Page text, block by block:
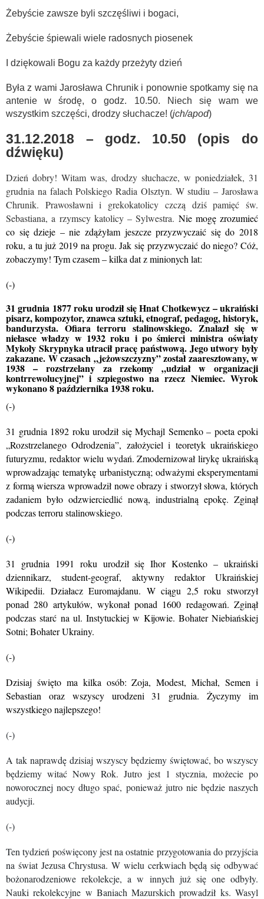
Żebyście zawsze byli szczęśliwi i bogaci,
Żebyście śpiewali wiele radosnych piosenek
I dziękowali Bogu za każdy przeżyty dzień
Była z wami Jarosława Chrunik i ponownie spotkamy się na
antenie w środę, o godz. 10.50. Niech się wam we
wszystkim szczęści, drodzy słuchacze! (jch/apod)
31.12.2018 – godz. 10.50 (opis do
dźwięku)
Dzień dobry! Witam was, drodzy słuchacze, w poniedziałek, 31
grudnia na falach Polskiego Radia Olsztyn. W studiu – Jarosława
Chrunik. Prawosławni i grekokatolicy czczą dziś pamięć św.
Sebastiana, a rzymscy katolicy – Sylwestra. Nie mogę zrozumieć
co się dzieje – nie zdążyłam jeszcze przyzwyczaić się do 2018
roku, a tu już 2019 na progu. Jak się przyzwyczaić do niego? Cóż,
zobaczymy! Tym czasem – kilka dat z minionych lat:
(-)
31 grudnia 1877 roku urodził się Hnat Chotkewycz – ukraiński
pisarz, kompozytor, znawca sztuki, etnograf, pedagog, historyk,
bandurzysta. Ofiara terroru stalinowskiego. Znalazł się w
niełasce władzy w 1932 roku i po śmierci ministra oświaty
Mykoły Skrypnyka utracił pracę państwową. Jego utwory były
zakazane. W czasach „jeżowszczyzny” został zaaresztowany, w
1938 – rozstrzelany za rzekomy „udział w organizacji
kontrrewolucyjnej” i szpiegostwo na rzecz Niemiec. Wyrok
wykonano 8 października 1938 roku.
(-)
31 grudnia 1892 roku urodził się Mychajl Semenko – poeta epoki
„Rozstrzelanego Odrodzenia”, założyciel i teoretyk ukraińskiego
futuryzmu, redaktor wielu wydań. Zmodernizował lirykę ukraińską
wprowadzając tematykę urbanistyczną; odważymi eksperymentami
z formą wiersza wprowadził nowe obrazy i stworzył słowa, których
zadaniem było odzwierciedlić nową, industrialną epokę. Zginął
podczas terroru stalinowskiego.
(-)
31 grudnia 1991 roku urodził się Ihor Kostenko – ukraiński
dziennikarz, student-geograf, aktywny redaktor Ukraińskiej
Wikipedii. Działacz Euromajdanu. W ciągu 2,5 roku stworzył
ponad 280 artykułów, wykonał ponad 1600 redagowań. Zginął
podczas starć na ul. Instytuckiej w Kijowie. Bohater Niebiańskiej
Sotni; Bohater Ukrainy.
(-)
Dzisiaj święto ma kilka osób: Zoja, Modest, Michał, Semen i
Sebastian oraz wszyscy urodzeni 31 grudnia. Życzymy im
wszystkiego najlepszego!
(-)
A tak naprawdę dzisiaj wszyscy będziemy świętować, bo wszyscy
będziemy witać Nowy Rok. Jutro jest 1 stycznia, możecie po
noworocznej nocy długo spać, ponieważ jutro nie będzie naszych
audycji.
(-)
Ten tydzień poświęcony jest na ostatnie przygotowania do przyjścia
na świat Jezusa Chrystusa. W wielu cerkwiach będą się odbywać
bożonarodzeniowe rekolekcje, a w innych już się one odbyły.
Nauki rekolekcyjne w Baniach Mazurskich prowadził ks. Wasyl